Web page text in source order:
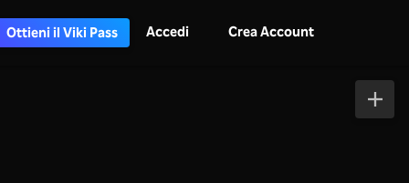
Ottieni il Viki Pass Accedi Crea Account